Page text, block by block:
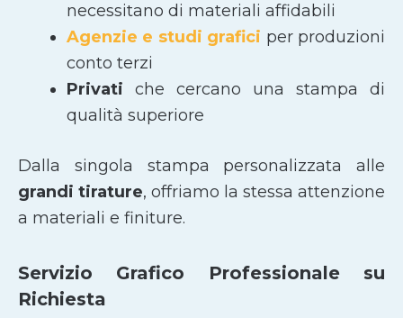
necessitano di materiali affidabili
Agenzie e studi grafici per produzioni
conto terzi
Privati che cercano una stampa di
qualità superiore
Dalla singola stampa personalizzata alle
grandi tirature, offriamo la stessa attenzione
a materiali e finiture.
Servizio Grafico Professionale su
Richiesta